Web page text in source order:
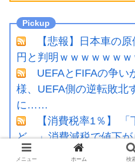
【悲報】日本車の
円と判明ｗｗｗｗｗｗｗ
UEFAとFIFAの争い
様、UEFA側の逆転敗北
に……
【消費税率1％】
ど…」消費減税で値下が
品を値上げして店頭価格
メニュー ホーム 検